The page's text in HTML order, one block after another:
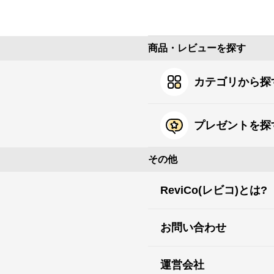
商品・レビューを探す
カテゴリから探
プレゼントを探
その他
ReviCo(レビコ)とは?
お問い合わせ
運営会社